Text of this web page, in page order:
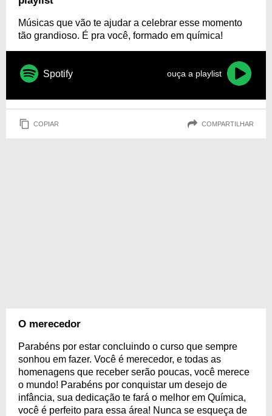
Músicas que vão te ajudar a celebrar esse momento
tão grandioso. É pra você, formado em química!
Spotify ouça a playlist
COPIAR COMPARTILHAR
O merecedor
Parabéns por estar concluindo o curso que sempre
sonhou em fazer. Você é merecedor, e todas as
homenagens que receber serão poucas, você merece
o mundo! Parabéns por conquistar um desejo de
infância, sua dedicação te fará o melhor em Química,
você é perfeito para essa área! Nunca se esqueça de